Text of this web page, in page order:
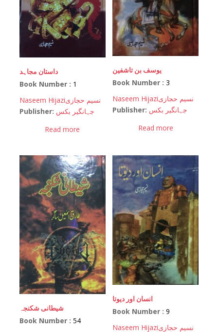
داستان مجاہد
Book Number : 1
Naseem Hijaziنسیم حجازی
Publisher: جہانگیر بکس
Read more
یوسف بن تاشفین
Book Number :3
Naseem Hijaziنسیم حجازی
Publisher: جہانگیر بکس
Read more
شیطانی شکنجہ
Book Number : 54
انسان اور دیوتا
Book Number :9
Naseem Hijaziنسیم حجازی